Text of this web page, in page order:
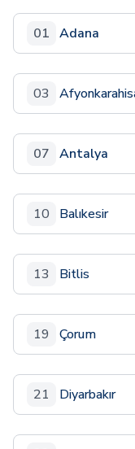
01 Adana
03
07 Antalya
10 Balıkesir
13 Bitlis
19 Çorum
21 Diyarbakır